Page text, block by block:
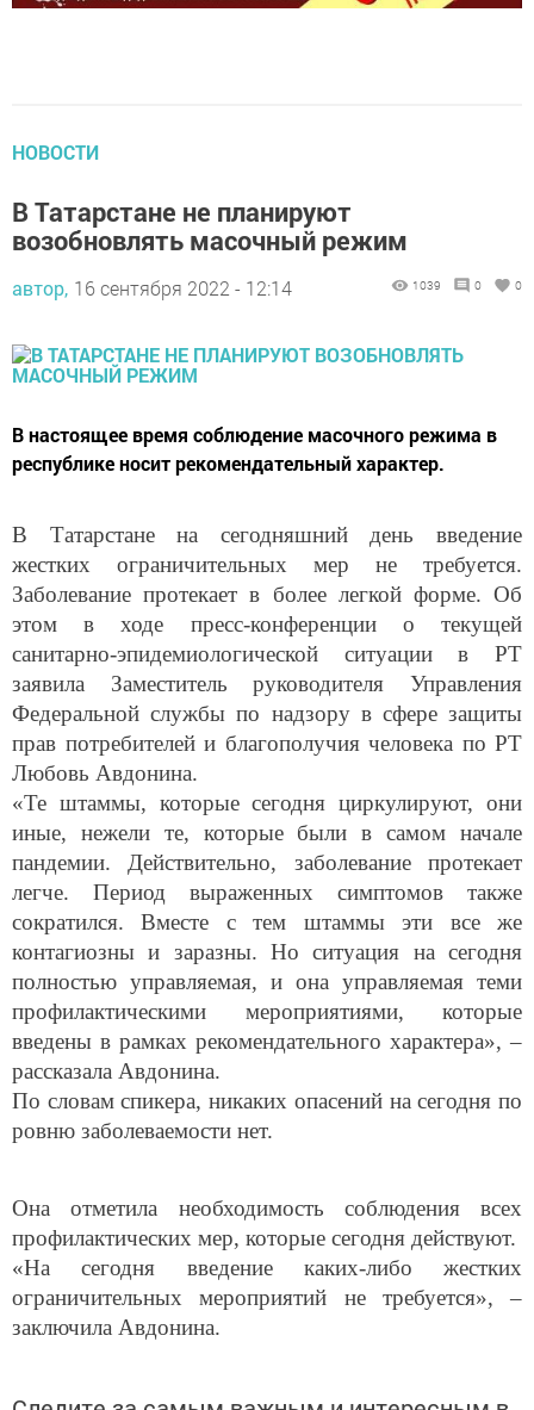
В Татарстане не планируют
возобновлять масочный режим
республике носит рекомендательный характер.
жестких ограничительных мер не требуется.
Заболевание протекает в более легкой форме. Об
этом в ходе пресс-конференции о текущей
санитарно-эпидемиологической ситуации в РТ
заявила Заместитель руководителя Управления
Федеральной службы по надзору в сфере защиты
прав потребителей и благополучия человека по РТ
Любовь Авдонина.
«Те штаммы, которые сегодня циркулируют, они
иные, нежели те, которые были в самом начале
пандемии. Действительно, заболевание протекает
легче. Период выраженных симптомов также
сократился. Вместе с тем штаммы эти все же
контагиозны и заразны. Но ситуация на сегодня
полностью управляемая, и она управляемая теми
профилактическими мероприятиями, которые
введены в рамках рекомендательного характера», –
рассказала Авдонина.
По словам спикера, никаких опасений на сегодня по
ровню заболеваемости нет.
профилактических мер, которые сегодня действуют.
«На сегодня введение каких-либо жестких
ограничительных мероприятий не требуется», –
заключила Авдонина.